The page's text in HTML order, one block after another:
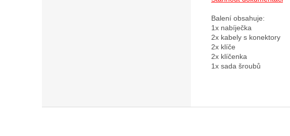
Balení obsahuje:
1x nabíječka
2x kabely s konektory
2x klíče
2x klíčenka